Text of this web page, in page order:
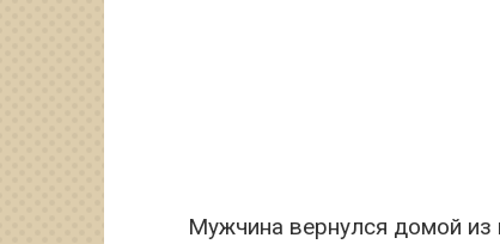
Мужчина вернулся домой из